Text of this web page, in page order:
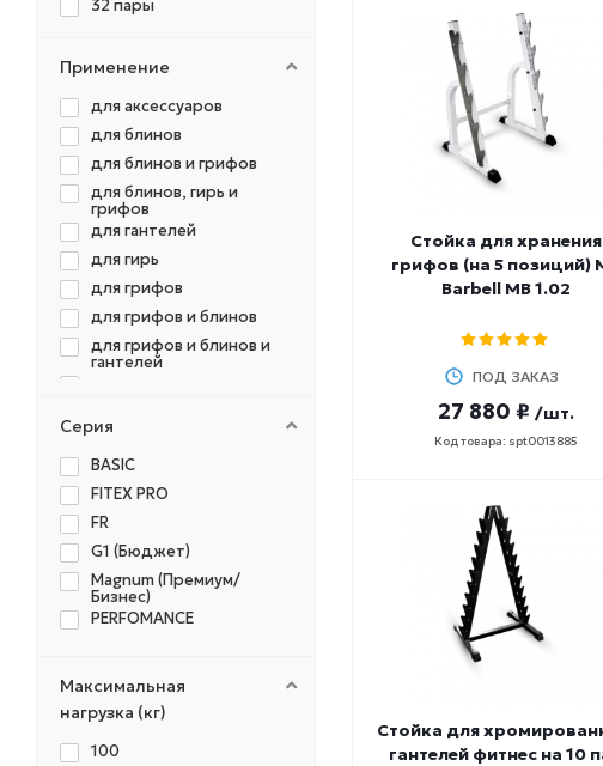
Стойка для хранения
грифов (на 5 позиций)
Barbell MB 1.02
ПОД ЗАКАЗ
27 880 ₽ /шт.
Код товара: spt0013885
Стойка для
гантелей фитнес на 10
32 пары
42 пары
50 пар
6 бодибаров, 8 пар
гантелей
6 пар
8 пар
8 шт.
80 пар
9 шт.
Применение
для аксессуаров
для блинов
для блинов и грифов
для блинов, гирь и
грифов
для гантелей
для гирь
для грифов
для грифов и блинов
для грифов и блинов и
гантелей
для штанги
Серия
BASIC
FITEX PRO
FR
G1 (Бюджет)
Magnum (Премиум/
Бизнес)
PERFOMANCE
Максимальная
нагрузка (кг)
100